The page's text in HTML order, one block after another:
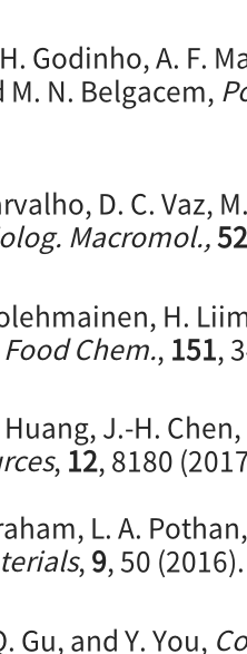
Godinho, A. F.
M. N. Belgacem,
D. C. Vaz,
Macromol.,52
H.
Food Chem., 151,
J.-H.
, 12, 8180
L. A.
,9, 50 (2016).
Gu, and Y. You,